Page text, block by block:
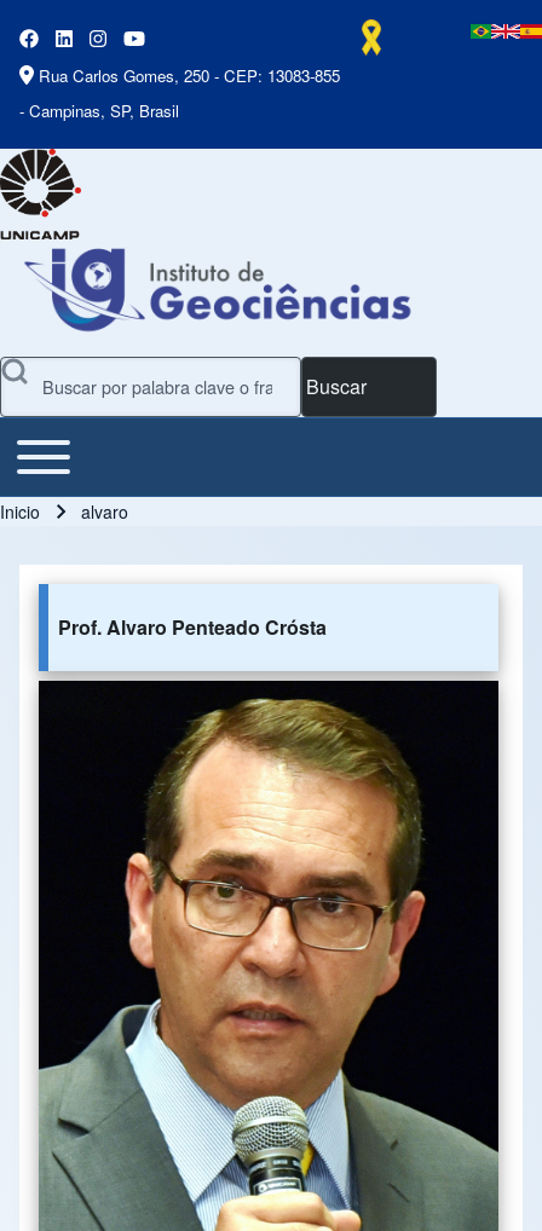
Rua Carlos Gomes, 250 - CEP: 13083-855
- Campinas, SP, Brasil
Buscar
Main Menu
Toggle main menu
Inicio alvaro
Prof. Alvaro Penteado Crósta